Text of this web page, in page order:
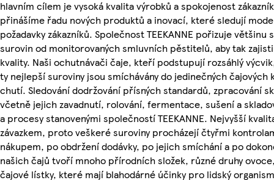
hlavním cílem je vysoká kvalita výrobků a spokojenost
přinášíme řadu nových produktů a inovací, které sledují
požadavky zákazníků. Společnost TEEKANNE pořizuje většinu
surovin od monitorovaných smluvních pěstitelů, aby tak
kvality. Naši ochutnávači čaje, kteří podstupují rozsáhlý
ty nejlepší suroviny jsou smíchávány do jedinečných
chutí. Sledování dodržování přísných standardů, zpracování
včetně jejich zavadnutí, rolování, fermentace, sušení a
a procesy stanovenými společností TEEKANNE. Nejvyšší
závazkem, proto veškeré suroviny procházejí čtyřmi
nákupem, po obdržení dodávky, po jejich smíchání a po
našich čajů tvoří mnoho přírodních složek, různé druhy
čajové lístky, které mají blahodárné účinky pro lidský